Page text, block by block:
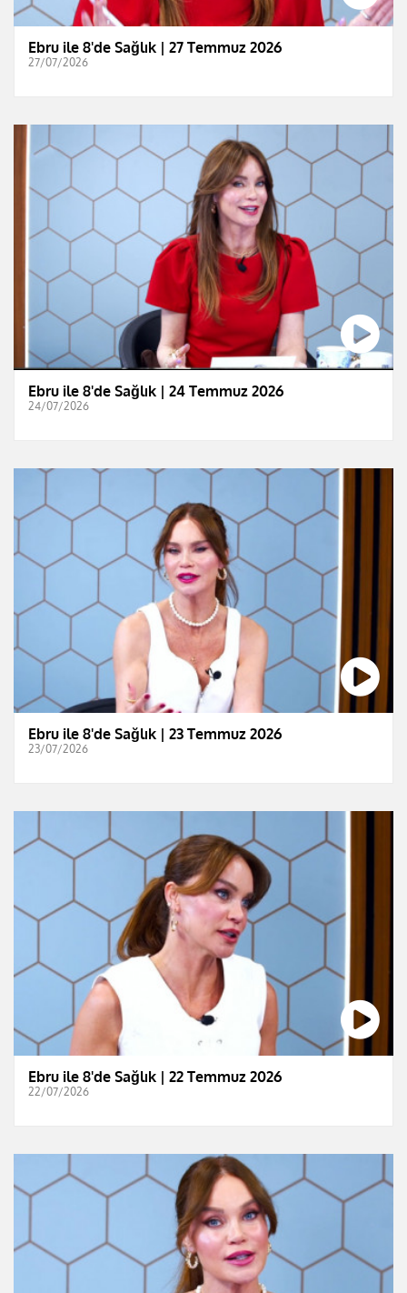
Ebru ile 8'de Sağlık | 27 Temmuz 2026
27/07/2026
Ebru ile 8'de Sağlık | 24 Temmuz 2026
24/07/2026
Ebru ile 8'de Sağlık | 23 Temmuz 2026
23/07/2026
Ebru ile 8'de Sağlık | 22 Temmuz 2026
22/07/2026